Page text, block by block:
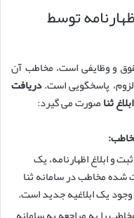
توسط
و وظایفی است، مخاطب آن
پاسخگویی است.دریافت
ثناصورت می گیرد:
و ابلاغ اظهارنامه، یک
شده مخاطب در سامانه ثنا
یک ابلاغیه جدید است.